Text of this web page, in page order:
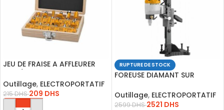
JEU DE FRAISE A AFFLEURER
Outillage, ELECTROPORTATIF
215DHS 209 DHS
RUPTURE DE STOCK
FOREUSE DIAMANT SUR
Outillage, ELECTROPORTATIF
2599DHS 2521 DHS